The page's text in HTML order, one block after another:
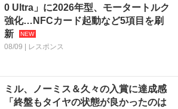
0 Ultra」に2026年型、モータートルク
強化…NFCカード起動など5項目を刷
新
08/09 | レスポンス
ミル、ノーミス＆久々の入賞に達成感
「終盤もタイヤの状態が良かったのは